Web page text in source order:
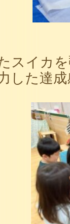
スイカ
した達